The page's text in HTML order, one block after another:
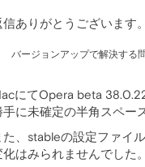
信ありがとうございます。
バージョンアップで解決する
にてOpera beta
手に未確定の半角スペー
た、stableの設定ファイ
化はみられませんでした。